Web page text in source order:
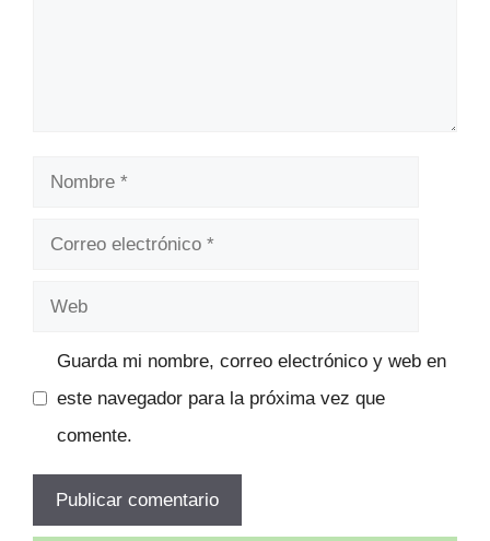
Nombre
Correo
Web
Guarda mi nombre, correo electrónico y web en
este navegador para la próxima vez que
comente.